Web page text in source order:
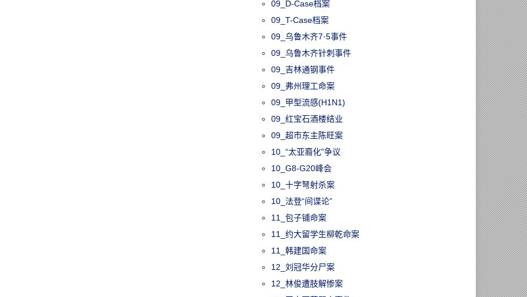
09_D-Case档案
09_T-Case档案
09_乌鲁木齐7·5事件
09_乌鲁木齐针刺事件
09_吉林通钢事件
09_弗州理工命案
09_甲型流感(H1N1)
09_红宝石酒楼结业
09_超市东主陈旺案
10_“太亚裔化”争议
10_G8-G20峰会
10_十字弩射杀案
10_法登“间谍论”
11_包子铺命案
11_约大留学生柳乾命案
11_韩建国命案
12_刘冠华分尸案
12_林俊遭肢解惨案